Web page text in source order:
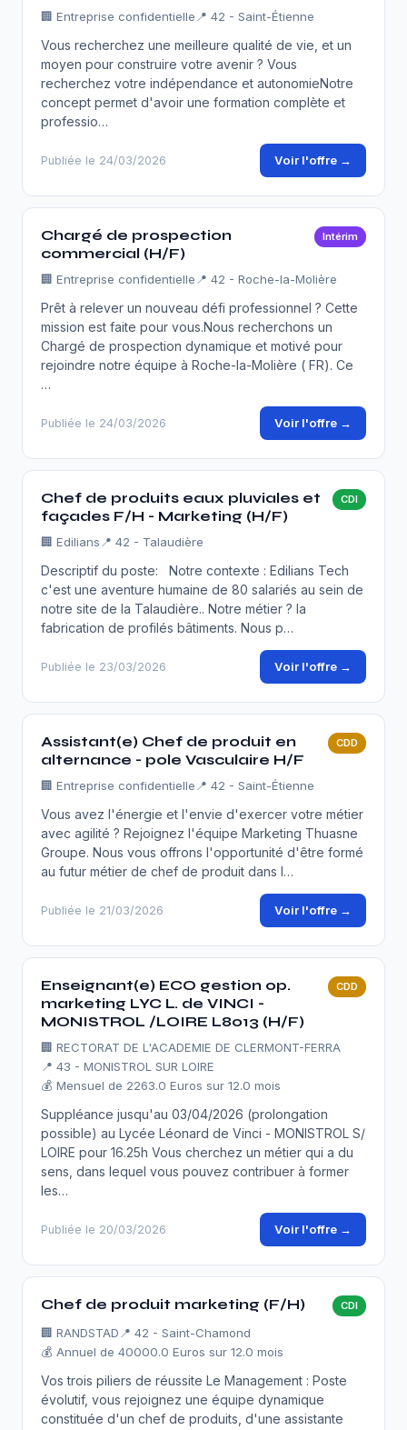
🏢 Entreprise confidentielle 📍 42 - Saint-Étienne
Vous recherchez une meilleure qualité de vie, et un
moyen pour construire votre avenir ? Vous
recherchez votre indépendance et autonomieNotre
concept permet d'avoir une formation complète et
professio…
Publiée le 24/03/2026 Voir l'offre →
Chargé de prospection
commercial (H/F)
Intérim
🏢 Entreprise confidentielle 📍 42 - Roche-la-Molière
Prêt à relever un nouveau défi professionnel ? Cette
mission est faite pour vous.Nous recherchons un
Chargé de prospection dynamique et motivé pour
rejoindre notre équipe à Roche-la-Molière ( FR). Ce
…
Publiée le 24/03/2026 Voir l'offre →
Chef de produits eaux pluviales et
façades F/H - Marketing (H/F)
CDI
🏢 Edilians 📍 42 - Talaudière
Descriptif du poste: Notre contexte : Edilians Tech
c'est une aventure humaine de 80 salariés au sein de
notre site de la Talaudière.. Notre métier ? la
fabrication de profilés bâtiments. Nous p…
Publiée le 23/03/2026 Voir l'offre →
Assistant(e) Chef de produit en
alternance - pole Vasculaire H/F
CDD
🏢 Entreprise confidentielle 📍 42 - Saint-Étienne
Vous avez l'énergie et l'envie d'exercer votre métier
avec agilité ? Rejoignez l'équipe Marketing Thuasne
Groupe. Nous vous offrons l'opportunité d'être formé
au futur métier de chef de produit dans l…
Publiée le 21/03/2026 Voir l'offre →
Enseignant(e) ECO gestion op.
marketing LYC L. de VINCI -
MONISTROL /LOIRE L8013 (H/F)
CDD
🏢 RECTORAT DE L'ACADEMIE DE CLERMONT-FERRA
📍 43 - MONISTROL SUR LOIRE
💰 Mensuel de 2263.0 Euros sur 12.0 mois
Suppléance jusqu'au 03/04/2026 (prolongation
possible) au Lycée Léonard de Vinci - MONISTROL S/
LOIRE pour 16.25h Vous cherchez un métier qui a du
sens, dans lequel vous pouvez contribuer à former
les…
Publiée le 20/03/2026 Voir l'offre →
Chef de produit marketing (F/H) CDI
🏢 RANDSTAD 📍 42 - Saint-Chamond
💰 Annuel de 40000.0 Euros sur 12.0 mois
Vos trois piliers de réussite Le Management : Poste
évolutif, vous rejoignez une équipe dynamique
constituée d'un chef de produits, d'une assistante